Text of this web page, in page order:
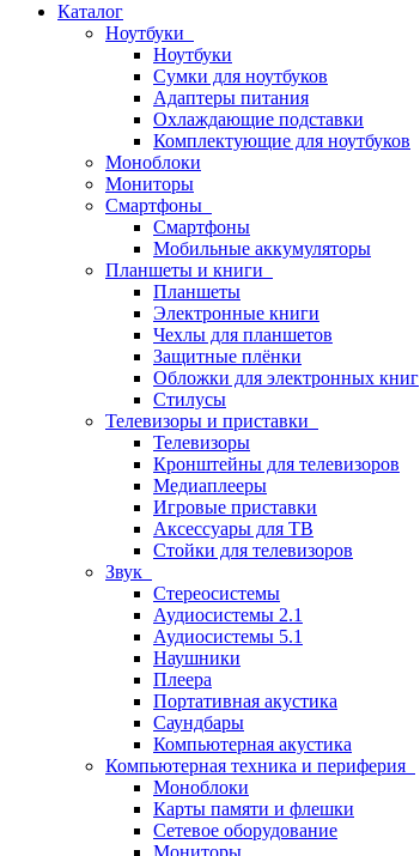
Каталог
Ноутбуки
Ноутбуки
Сумки для ноутбуков
Адаптеры питания
Охлаждающие подставки
Комплектующие для ноутбуков
Моноблоки
Мониторы
Смартфоны
Смартфоны
Мобильные аккумуляторы
Планшеты и книги
Планшеты
Электронные книги
Чехлы для планшетов
Защитные плёнки
Обложки для электронных книг
Стилусы
Телевизоры и приставки
Телевизоры
Кронштейны для телевизоров
Медиаплееры
Игровые приставки
Аксессуары для ТВ
Стойки для телевизоров
Звук
Стереосистемы
Аудиосистемы 2.1
Аудиосистемы 5.1
Наушники
Плеера
Портативная акустика
Саундбары
Компьютерная акустика
Компьютерная техника и периферия
Моноблоки
Карты памяти и флешки
Сетевое оборудование
Мониторы